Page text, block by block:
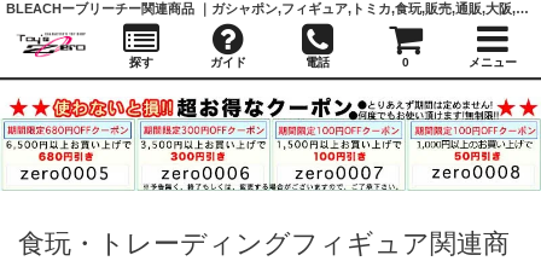
食玩・トレーディングフィギュア関連商
BLEACHーブリーチー関連商品 ｜ガシャポン,フィギュア,トミカ,食玩,販売,通販,大阪,日本橋, 『Toy's Zero』 トイズゼロ
探す ガイド 電話 0 メニュー